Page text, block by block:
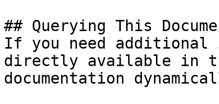
## Querying This
If you need
directly available in
documentation